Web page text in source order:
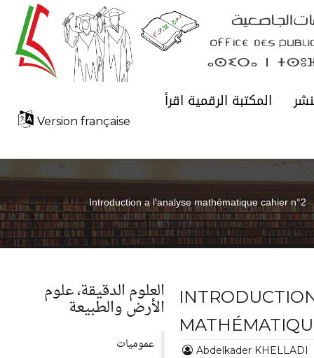
المكتبة الرقمية اقرأ
Version française
Introduction a l'analyse mathématique cahier n°2
Abdelkader KHELLADI
العلوم الدقيقة، علوم
الأرض والطبيعة
عموميات